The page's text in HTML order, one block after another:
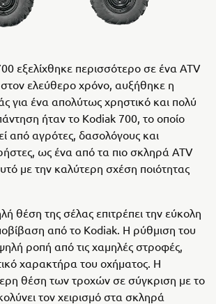
εξελίχθηκε περισσότερο σε ένα ATV
στον ελεύθερο χρόνο, αυξήθηκε η
για ένα απολύτως χρηστικό και πολύ
ήταν το Kodiak 700, το οποίο
από αγρότες, δασολόγους και
ως ένα από τα πιο σκληρά ATV
με την καλύτερη σχέση ποιότητας
θέση της σέλας επιτρέπει την εύκολη
από το Kodiak. Η ρύθμιση του
ροπή από τις χαμηλές στροφές,
χαρακτήρα του οχήματος. Η
θέση των τροχών σε σύγκριση με το
τον χειρισμό στα σκληρά